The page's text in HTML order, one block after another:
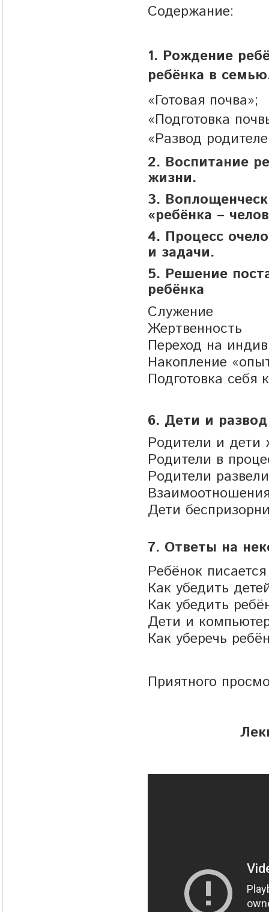
Содержание:
1. Рождение
ребёнка в
«Готовая почва»;
«Подготовка
«Развод
2. Воспитание
жизни.
3.
«ребёнка –
4. Процесс
и задачи.
5. Решение
ребёнка
Служение
Жертвенность
Переход на
Накопление
Подготовка
6. Дети и
Родители и дети
Родители в
Родители
Дети
7. Ответы на
Ребёнок
Как убедить
Как убедить
Дети и
Как уберечь
Приятного